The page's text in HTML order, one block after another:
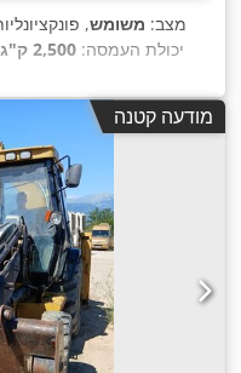
מצב: משומש,
, יכולת העמסה: 2,500 ק"ג
מ"מ, , סוג הנעה:Diesel,
מודעה קטנה